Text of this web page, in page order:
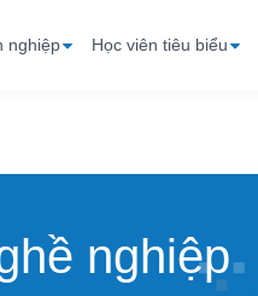
nghiệp Học viên tiêu biểu
nghiệp